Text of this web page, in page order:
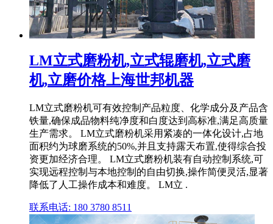
LM立式磨粉机,立式辊磨机,立式磨
机,立磨价格上海世邦机器
LM立式磨粉机可有效控制产品粒度、化学成分及产品含
铁量,确保成品物料纯净度和白度达到高标准,满足高质量
生产需求。 LM立式磨粉机采用紧凑的一体化设计,占地
面积约为球磨系统的50%,并且支持露天布置,使得综合投
资更加经济合理。 LM立式磨粉机装有自动控制系统,可
实现远程控制与本地控制的自由切换,操作简便灵活,显著
降低了人工操作成本和难度。 LM立 .
联系电话: 180 3780 8511